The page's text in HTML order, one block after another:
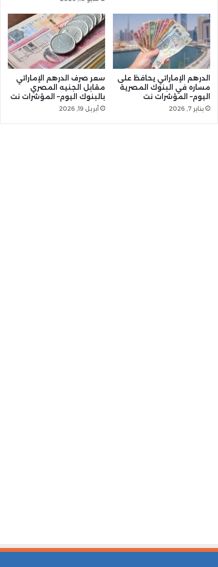
الدرهم الإماراتي يحافظ على
مساره في البنوك المصرية
اليوم– المؤشرات نت
يناير 7, 2026
سعر صرف الدرهم الإماراتي
مقابل الجنيه المصري
بالبنوك اليوم– المؤشرات نت
أبريل 19, 2026